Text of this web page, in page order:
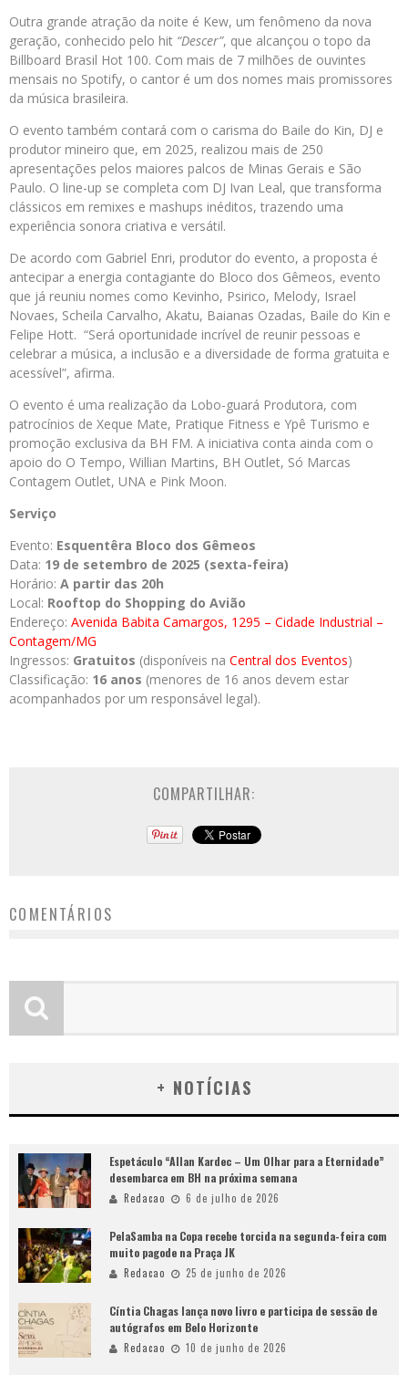
Outra grande atração da noite é Kew, um fenômeno da nova
geração, conhecido pelo hit “Descer”, que alcançou o topo da
Billboard Brasil Hot 100. Com mais de 7 milhões de ouvintes
mensais no Spotify, o cantor é um dos nomes mais promissores
da música brasileira.
O evento também contará com o carisma do Baile do Kin, DJ e
produtor mineiro que, em 2025, realizou mais de 250
apresentações pelos maiores palcos de Minas Gerais e São
Paulo. O line-up se completa com DJ Ivan Leal, que transforma
clássicos em remixes e mashups inéditos, trazendo uma
experiência sonora criativa e versátil.
De acordo com Gabriel Enri, produtor do evento, a proposta é
antecipar a energia contagiante do Bloco dos Gêmeos, evento
que já reuniu nomes como Kevinho, Psirico, Melody, Israel
Novaes, Scheila Carvalho, Akatu, Baianas Ozadas, Baile do Kin e
Felipe Hott. “Será oportunidade incrível de reunir pessoas e
celebrar a música, a inclusão e a diversidade de forma gratuita e
acessível”, afirma.
O evento é uma realização da Lobo-guará Produtora, com
patrocínios de Xeque Mate, Pratique Fitness e Ypê Turismo e
promoção exclusiva da BH FM. A iniciativa conta ainda com o
apoio do O Tempo, Willian Martins, BH Outlet, Só Marcas
Contagem Outlet, UNA e Pink Moon.
Serviço
Evento: Esquentêra Bloco dos Gêmeos
Data: 19 de setembro de 2025 (sexta-feira)
Horário: A partir das 20h
Local: Rooftop do Shopping do Avião
Endereço: Avenida Babita Camargos, 1295 – Cidade Industrial –
Contagem/MG
Ingressos: Gratuitos (disponíveis na Central dos Eventos)
Classificação: 16 anos (menores de 16 anos devem estar
acompanhados por um responsável legal).
COMPARTILHAR:
COMENTÁRIOS
+ NOTÍCIAS
Espetáculo “Allan Kardec – Um Olhar para a Eternidade”
desembarca em BH na próxima semana
Redacao 6 de julho de 2026
PelaSamba na Copa recebe torcida na segunda-feira com
muito pagode na Praça JK
Redacao 25 de junho de 2026
Cíntia Chagas lança novo livro e participa de sessão de
autógrafos em Belo Horizonte
Redacao 10 de junho de 2026